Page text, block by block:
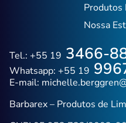
Produtos
Nossa
Tel.: +55 19 3466-
Whatsapp: +55 19
E-mail:
Barbarex – Produtos de